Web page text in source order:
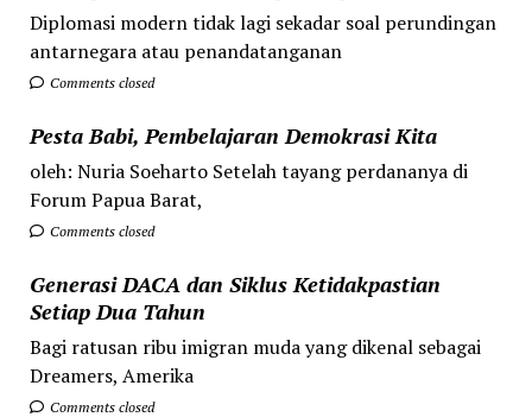
Diplomasi modern tidak lagi sekadar soal perundingan
antarnegara atau penandatanganan
Comments closed
Pesta Babi, Pembelajaran Demokrasi Kita
oleh: Nuria Soeharto Setelah tayang perdananya di
Forum Papua Barat,
Comments closed
Generasi DACA dan Siklus Ketidakpastian
Setiap Dua Tahun
Bagi ratusan ribu imigran muda yang dikenal sebagai
Dreamers, Amerika
Comments closed